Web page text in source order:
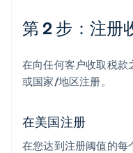
第 2 步：注册
在向任何客户收取税款
或国家/地区注册。
在美国注册
在您达到注册阈值的每